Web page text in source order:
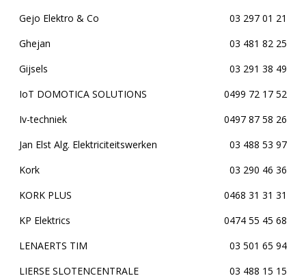
Gejo Elektro & Co
03 297 01 21
Ghejan
03 481 82 25
Gijsels
03 291 38 49
IoT DOMOTICA SOLUTIONS
0499 72 17 52
Iv-techniek
0497 87 58 26
Jan Elst Alg. Elektriciteitswerken
03 488 53 97
Kork
03 290 46 36
KORK PLUS
0468 31 31 31
KP Elektrics
0474 55 45 68
LENAERTS TIM
03 501 65 94
LIERSE SLOTENCENTRALE
03 488 15 15